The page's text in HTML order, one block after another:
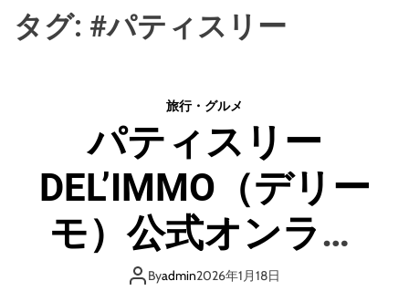
c
o
タグ: #パティスリー
旅行・グルメ
パティスリー
DEL’IMMO（デリー
モ）公式オンライ
ンショップ
Byadmin2026年1月18日